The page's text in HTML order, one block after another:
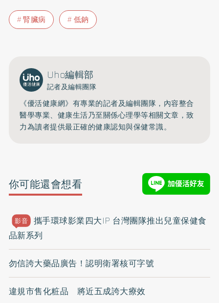
腎臟病 低鈉
Uho編輯部
記者及編輯團隊
《優活健康網》有專業的記者及編輯團隊，內容整合
醫學專業、健康生活乃至關係心理學等相關文章，致
力為讀者提供最正確的健康認知與保健常識。
你可能還會想看
影音
攜手環球影業四大IP 台灣團隊推出兒童保健食
品新系列
勿信誇大藥品廣告！認明衛署核可字號
違規市售化粧品 將近五成誇大療效